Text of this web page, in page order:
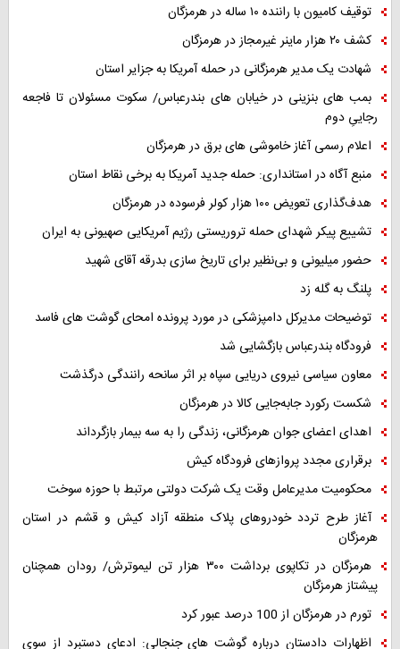
توقیف کامیون با راننده ۱۰ ساله در هرمزگان
کشف ۲۰ هزار ماینر غیرمجاز در هرمزگان
شهادت یک مدیر هرمزگانی در حمله آمریکا به جزایر استان
بمب های بنزینی در خیابان های بندرعباس/ سکوت مسئولان تا فاجعه
رجاییِ دوم
اعلام رسمی آغاز خاموشی های برق در هرمزگان
منبع آگاه در استانداری: حمله جدید آمریکا به برخی نقاط استان
هدف‌گذاری تعویض ۱۰۰ هزار کولر فرسوده در هرمزگان
تشییع پیکر شهدای حمله تروریستی رژیم آمریکایی صهیونی به ایران
حضور میلیونی و بی‌نظیر برای تاریخ سازی بدرقه آقای شهید
پلنگ به گله زد
توضیحات مدیرکل دامپزشکی در مورد پرونده امحای گوشت های فاسد
فرودگاه بندرعباس بازگشایی شد
معاون سیاسی نیروی دریایی سپاه بر اثر سانحه رانندگی درگذشت
شکست رکورد جابه‌جایی کالا در هرمزگان
اهدای اعضای جوان هرمزگانی، زندگی را به سه بیمار بازگرداند
برقراری مجدد پروازهای فرودگاه کیش
محکومیت مدیرعامل وقت یک شرکت دولتی مرتبط با حوزه سوخت
آغاز طرح تردد خودروهای پلاک منطقه آزاد کیش و قشم در استان
هرمزگان
هرمزگان در تکاپوی برداشت ۳۰۰ هزار تن لیموترش/ رودان همچنان
پیشتاز هرمزگان
تورم در هرمزگان از 100 درصد عبور کرد
اظهارات دادستان درباره گوشت های جنجالی: ادعای دستبرد از سوی